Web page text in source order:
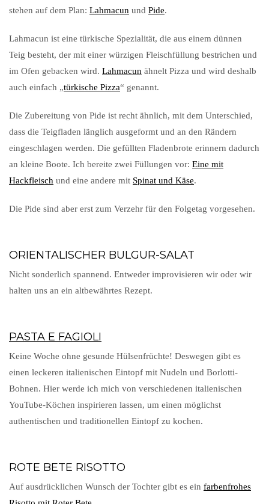
stehen auf dem Plan: Lahmacun und Pide.
Lahmacun ist eine türkische Spezialität, die aus einem dünnen
Teig besteht, der mit einer würzigen Fleischfüllung bestrichen und
im Ofen gebacken wird. Lahmacun ähnelt Pizza und wird deshalb
auch einfach „türkische Pizza“ genannt.
Die Zubereitung von Pide ist recht ähnlich, mit dem Unterschied,
dass die Teigfladen länglich ausgeformt und an den Rändern
eingeschlagen werden. Die gefüllten Fladenbrote erinnern dadurch
an kleine Boote. Ich bereite zwei Füllungen vor: Eine mit
Hackfleisch und eine andere mit Spinat und Käse.
Die Pide sind aber erst zum Verzehr für den Folgetag vorgesehen.
ORIENTALISCHER BULGUR-SALAT
Nicht sonderlich spannend. Entweder improvisieren wir oder wir
halten uns an ein altbewährtes Rezept.
PASTA E FAGIOLI
Keine Woche ohne gesunde Hülsenfrüchte! Deswegen gibt es
einen leckeren italienischen Eintopf mit Nudeln und Borlotti-
Bohnen. Hier werde ich mich von verschiedenen italienischen
YouTube-Köchen inspirieren lassen, um einen möglichst
authentischen und traditionellen Eintopf zu kochen.
ROTE BETE RISOTTO
Auf ausdrücklichen Wunsch der Tochter gibt es ein farbenfrohes